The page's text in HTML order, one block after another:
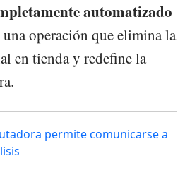
automatizado
una operación que elimina la
en tienda y redefine la
permite comunicarse a